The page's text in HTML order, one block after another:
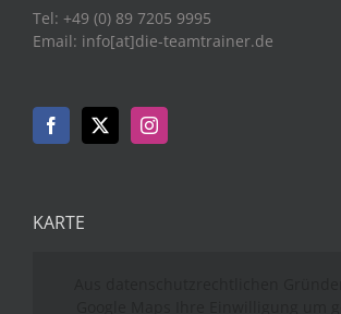
Tel: +49 (0) 89 7205 9995
Email: info[at]die-teamtrainer.de
KARTE